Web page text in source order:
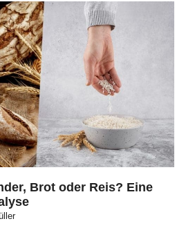
Brot oder Reis? Eine